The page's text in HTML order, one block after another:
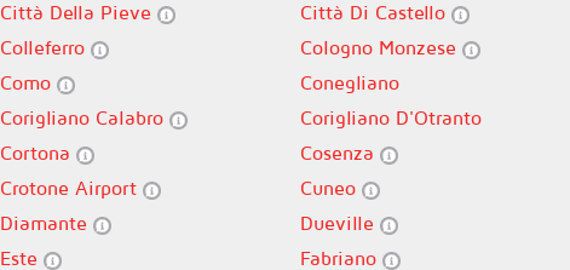
Città Della Pieve Città Di Castello
Colleferro Cologno Monzese
Como Conegliano
Corigliano Calabro
Corigliano D'Otranto
Cortona Cosenza
Crotone Airport Cuneo
Diamante Dueville
Este Fabriano